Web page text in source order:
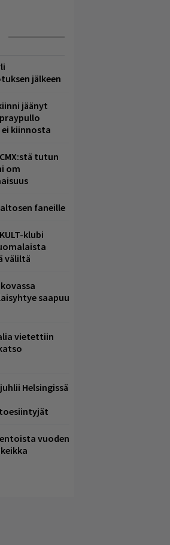
jälkeen
jäänyt
ei kiinnosta
tutun
om
faneille
klubi
väliltä
saapuu
vietettiin
Helsingissä
vuoden